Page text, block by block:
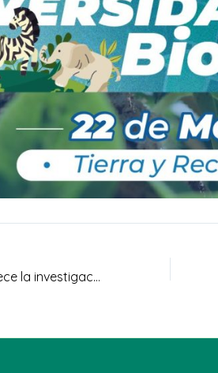
UNIAGRARIA fortalece la investigación formativa en el XXIV Encuentro Regional y I Internacional de Semilleros de Investigación